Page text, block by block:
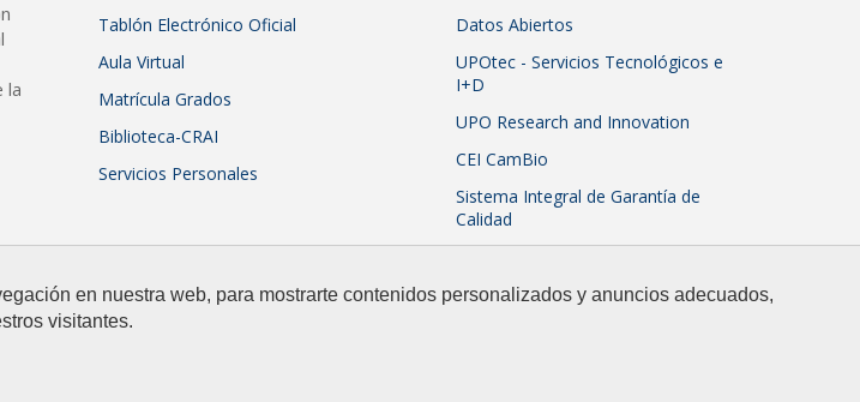
en nuestra web, para mostrarte contenidos personalizados y anuncios adecuados,
visitantes.
la
Tablón Electrónico Oficial
Aula Virtual
Matrícula Grados
Biblioteca-CRAI
Servicios Personales
Datos Abiertos
UPOtec - Servicios Tecnológicos e
I+D
UPO Research and Innovation
CEI CamBio
Sistema Integral de Garantía de
Calidad